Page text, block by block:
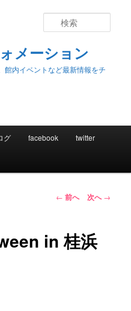
メーション
館内イベントなど最新情報をチ
索
グ facebook twitter
投
ゲ
← 前へ 次へ→
in 桂浜